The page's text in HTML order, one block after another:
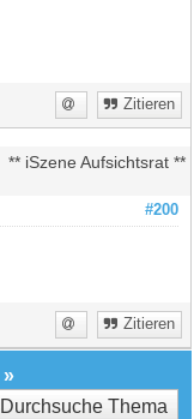
Zitieren
** iSzene Aufsichtsrat **
#200
Zitieren
»